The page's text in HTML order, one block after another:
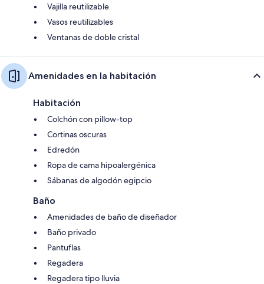
Vajilla reutilizable
Vasos reutilizables
Ventanas de doble cristal
Amenidades en la habitación
Habitación
Colchón con pillow-top
Cortinas oscuras
Edredón
Ropa de cama hipoalergénica
Sábanas de algodón egipcio
Baño
Amenidades de baño de diseñador
Baño privado
Pantuflas
Regadera
Regadera tipo lluvia